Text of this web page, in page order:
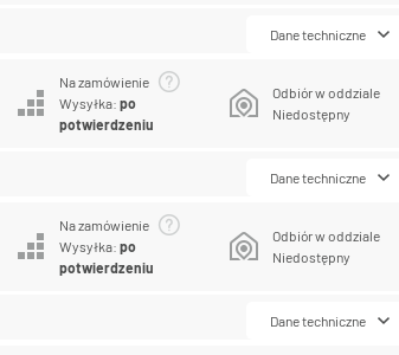
Dane techniczne
Na zamówienie
Wysyłka:po
potwierdzeniu
Odbiór w oddziale
Niedostępny
Dane techniczne
Na zamówienie
Wysyłka:po
potwierdzeniu
Odbiór w oddziale
Niedostępny
Dane techniczne